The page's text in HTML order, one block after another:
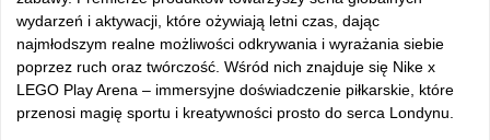
wydarzeń i aktywacji, które ożywiają letni czas, dając
najmłodszym realne możliwości odkrywania i wyrażania siebie
poprzez ruch oraz twórczość. Wśród nich znajduje się Nike x
LEGO Play Arena – immersyjne doświadczenie piłkarskie, które
przenosi magię sportu i kreatywności prosto do serca Londynu.